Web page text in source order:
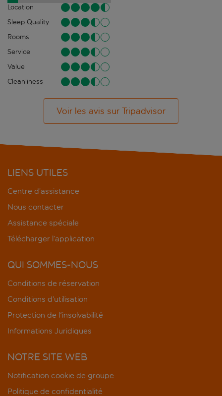
Location
Sleep Quality
Rooms
Service
Value
Cleanliness
Voir les avis sur Tripadvisor
LIENS UTILES
Centre d’assistance
Nous contacter
Assistance spéciale
Télécharger l’application
QUI SOMMES-NOUS
Conditions de réservation
Conditions d’utilisation
Protection de l'insolvabilité
Informations Juridiques
NOTRE SITE WEB
Notification cookie de groupe
Politique de confidentialité